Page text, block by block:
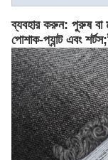
ব্যবহার করুন: পুরুষ বা
পোশাক-প্যান্ট এবং